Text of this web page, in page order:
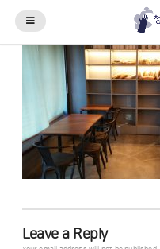
Leave a Reply